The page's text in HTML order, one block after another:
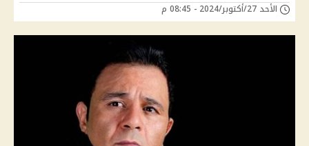
الأحد 27/أكتوبر/2024 - 08:45 م